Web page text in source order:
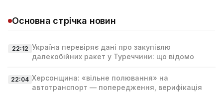
Основна стрічка новин
22:12 Україна перевіряє дані про закупівлю
далекобійних ракет у Туреччини: що відомо
22:04 Херсонщина: «вільне полювання» на
автотранспорт — попередження, верифікація